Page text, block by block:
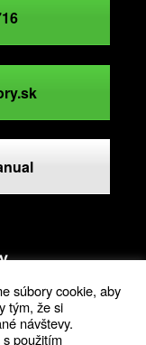
súbory cookie, aby
tým, že si
návštevy.
s použitím